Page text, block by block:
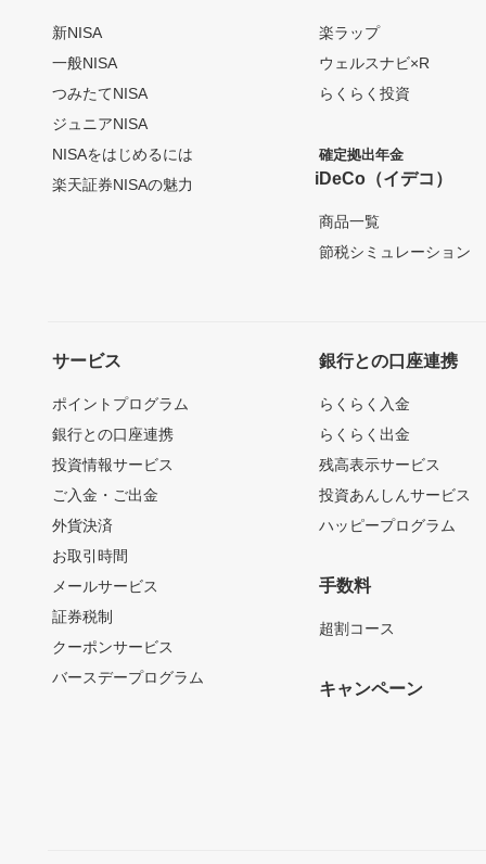
新NISA
一般NISA
つみたてNISA
ジュニアNISA
NISAをはじめるには
楽天証券NISAの魅力
楽ラップ
ウェルスナビ×R
らくらく投資
確定拠出年金
iDeCo（イデコ）
商品一覧
節税シミュレーション
サービス
ポイントプログラム
銀行との口座連携
投資情報サービス
ご入金・ご出金
外貨決済
お取引時間
メールサービス
証券税制
クーポンサービス
バースデープログラム
銀行との口座連携
らくらく入金
らくらく出金
残高表示サービス
投資あんしんサービス
ハッピープログラム
手数料
超割コース
キャンペーン